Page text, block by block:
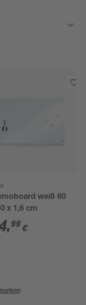
weiß 60
x 1,6 cm
,99 €